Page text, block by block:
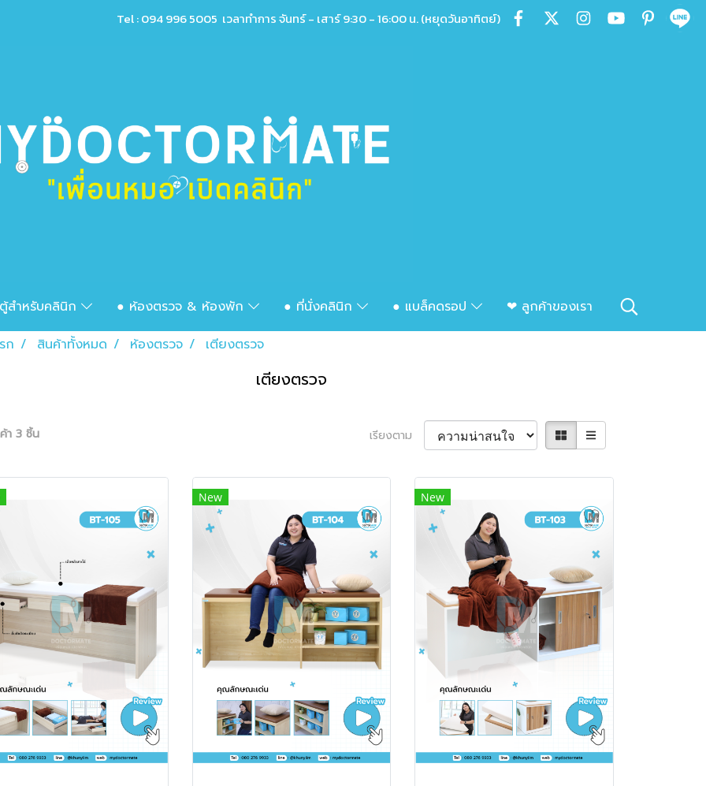
Tel : 094 996 5005 เวลาทำการ จันทร์ - เสาร์ 9:30 - 16:00 น. (หยุดวันอาทิตย์)
สำหรับคลินิก ● ห้องตรวจ & ห้องพัก ● ที่นั่งคลินิก ● แบล็คดรอป
❤ ลูกค้าของเรา
ก
สินค้าทั้งหมด ห้องตรวจ เตียงตรวจ
เตียงตรวจ
า 3 ชิ้น เรียงตาม
New New